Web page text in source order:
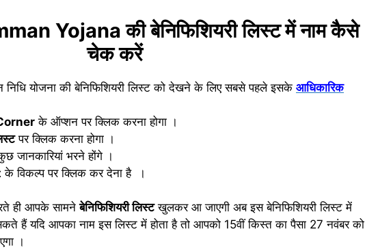
Yojana की बेनिफिशियरी लिस्ट में नाम कैसे
चेक करें
निधि योजना की बेनिफिशियरी लिस्ट को देखने के लिए सबसे पहले इसके आधिकारिक
के ऑप्शन पर क्लिक करना होगा ।
पर क्लिक करना होगा ।
जानकारियां भरने होंगे ।
के विकल्प पर क्लिक कर देना है ।
ही आपके सामनेबेनिफिशियरी लिस्टखुलकर आ जाएगी अब इस बेनिफिशियरी लिस्ट में
हैं यदि आपका नाम इस लिस्ट में होता है तो आपको 15वीं किस्त का पैसा 27 नवंबर को
।